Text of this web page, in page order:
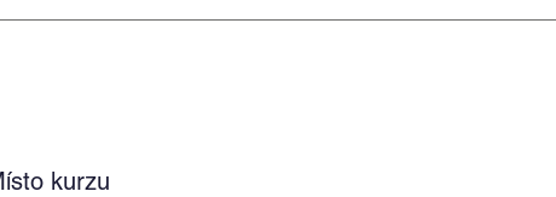
kurzu